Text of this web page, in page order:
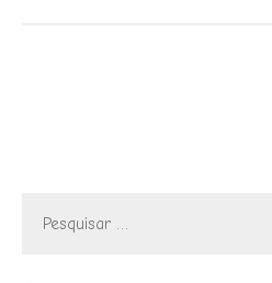
por: